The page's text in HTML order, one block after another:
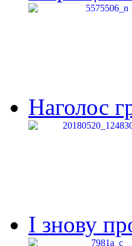
Наголос
І знову